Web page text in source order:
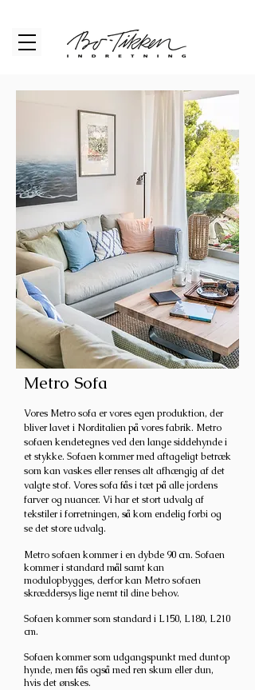
Metro Sofa
Vores Metrosofa er vores egen produktion, der
bliver lavet i Norditalien på vores fabrik. Metro
sofaen kendetegnes ved den lange siddehynde i
et stykke. Sofaen kommer med aftageligt betræk
som kan vaskes eller renses alt afhængig af det
valgte stof. Vores sofa fås i tæt på alle jordens
farver og nuancer. Vi har et stort udvalg af
tekstiler i forretningen, så kom endelig forbi og
se det store udvalg.
Metro sofaen kommer i en dybde 90 cm. Sofaen
kommer i standard mål samt kan
modulopbygges, derfor kan Metro sofaen
skræddersys lige nemt til dine behov.
Sofaen kommer som standard i L150, L180, L210
cm.
Sofaen kommer som udgangspunkt med duntop
hynde, men fås også med ren skum eller dun,
hvis det ønskes.